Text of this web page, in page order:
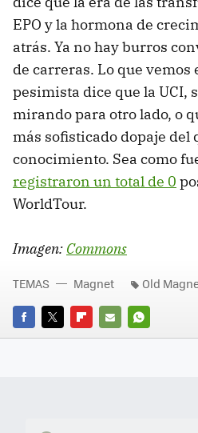
EPO y la hormona de
atrás. Ya no hay burros
de carreras. Lo que vemos
pesimista dice que la UCI,
mirando para otro lado, o
más sofisticado dopaje del
conocimiento. Sea como
registraron un total de 0
WorldTour.
Imagen: Commons
FACEBOOK
TWITTERFLIPBOARD
E-
WHATSAPP
TEMAS Magnet Old